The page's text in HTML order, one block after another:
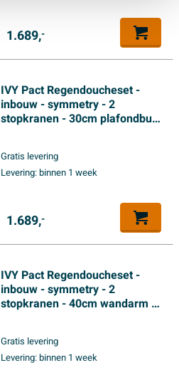
1.689,-
IVY Pact Regendoucheset -
inbouw - symmetry - 2
stopkranen - 30cm plafondbuis
doucheslang - satin spray
handdouche - Chroom
Gratis levering
Levering:binnen 1 week
1.689,-
IVY Pact Regendoucheset -
inbouw - symmetry - 2
stopkranen - 40cm wandarm -
doucheslang - satin spray
handdouche - Chroom
Gratis levering
Levering:binnen 1 week